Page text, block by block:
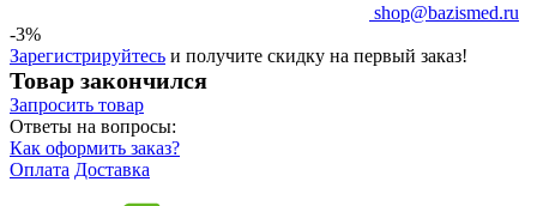
shop@bazismed.ru
-3%
Зарегистрируйтесь и получите скидку на первый заказ!
Товар закончился
Запросить товар
Ответы на вопросы:
Как оформить заказ?
Оплата Доставка